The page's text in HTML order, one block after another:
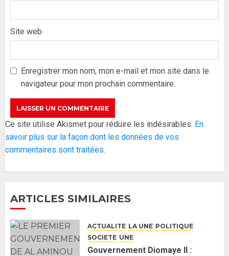
Site web
Enregistrer mon nom, mon e-mail et mon site dans le
navigateur pour mon prochain commentaire.
Ce site utilise Akismet pour réduire les indésirables. En
savoir plus sur la façon dont les données de vos
commentaires sont traitées.
ARTICLES SIMILAIRES
ACTUALITE LA UNE POLITIQUE
SOCIETE UNE
Gouvernement Diomaye II :
Formation du nouveau
ses lignes rouges et met en
garde ses responsables
26 MAI 2026 0
4
Réintégration de Sonko à
l’Assemblée nationale : Adji
Mergane Kanouté défend la
5
J’espère me tromper »
26 MAI 2026